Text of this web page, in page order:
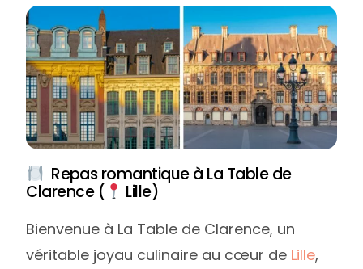
Repas romantique à La Table de
Clarence (
Lille)
Bienvenue à La Table de Clarence, un
véritable joyau culinaire au cœur de Lille,